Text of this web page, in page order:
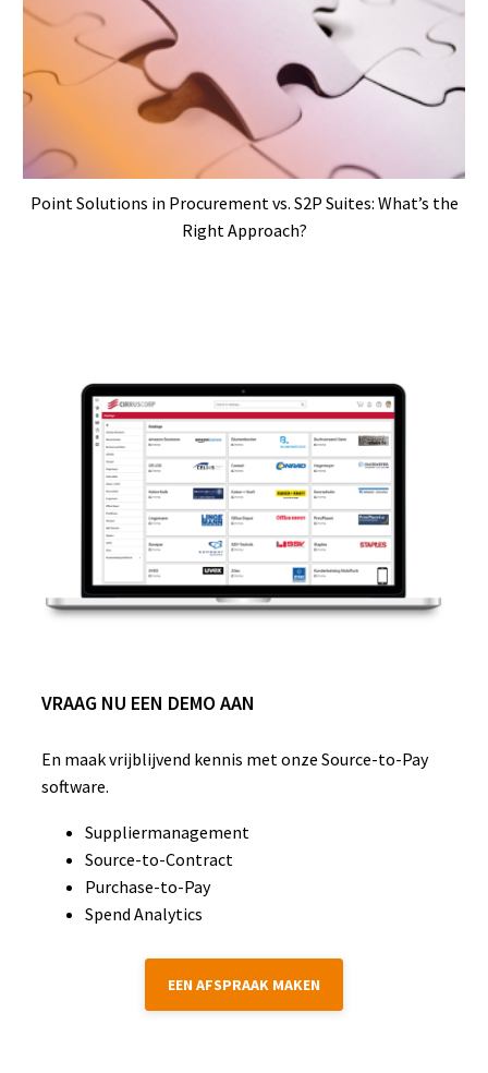
Point Solutions in Procurement vs. S2P Suites: What’s the
Right Approach?
VRAAG NU EEN DEMO AAN
En maak vrijblijvend kennis met onze Source-to-Pay
software.
Suppliermanagement
Source-to-Contract
Purchase-to-Pay
Spend Analytics
EEN AFSPRAAK MAKEN